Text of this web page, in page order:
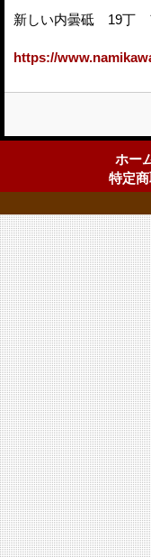
新しい内曇砥 19丁
https://
ホー
特定